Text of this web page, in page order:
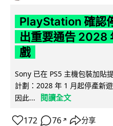
PlayStation 確認
出重要通告 2028
戲
Sony 已在 PS5 主機包裝加貼
計劃：2028 年 1 月起停產新
因此...
閱讀全文
172 76 ↗ 分享